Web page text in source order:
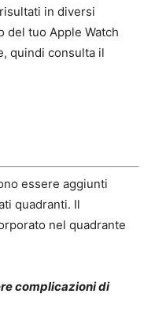
in diversi
del tuo Apple Watch
quindi consulta il
essere aggiunti
quadranti. Il
nel quadrante
complicazioni di